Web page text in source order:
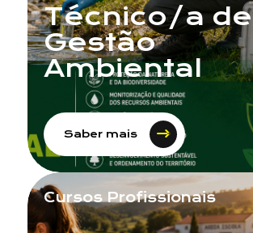
Técnico/a de
Gestão
Ambiental
Saber mais
Cursos Profissionais